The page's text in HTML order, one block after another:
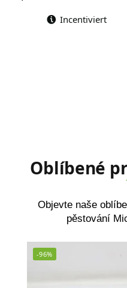
Incentiviert
Oblíbené
Objevte naše
pěstování
-96%